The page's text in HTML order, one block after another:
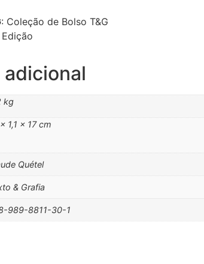
: Coleção de Bolso T&G
Edição
kg
1,1 × 17 cm
Quétel
& Grafia
989-8811-30-1